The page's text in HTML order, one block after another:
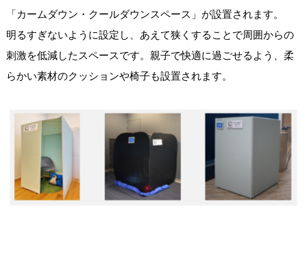
「カームダウン・クールダウンスペース」が設置されます。
明るすぎないように設定し、あえて狭くすることで周囲からの
刺激を低減したスペースです。親子で快適に過ごせるよう、柔
らかい素材のクッションや椅子も設置されます。